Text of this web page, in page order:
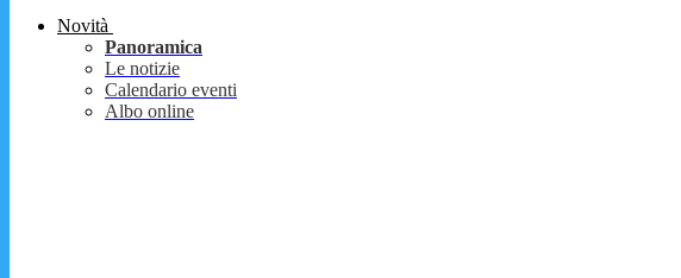
Novità
Panoramica
Le notizie
Calendario eventi
Albo online